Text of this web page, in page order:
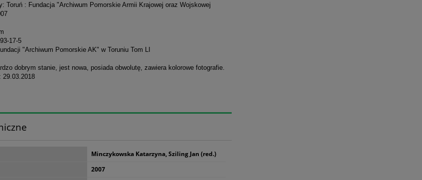
Toruń : Fundacja "Archiwum Pomorskie Armii Krajowej oraz Wojskowej
17-5
"Archiwum Pomorskie AK" w Toruniu Tom LI
dobrym stanie, jest nowa, posiada obwolutę, zawiera kolorowe fotografie.
29.03.2018
Minczykowska Katarzyna, Sziling Jan (red.)
2007